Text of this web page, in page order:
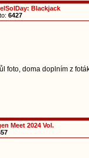
Blackjack
6427
foto, doma doplním z
Meet 2024 Vol.